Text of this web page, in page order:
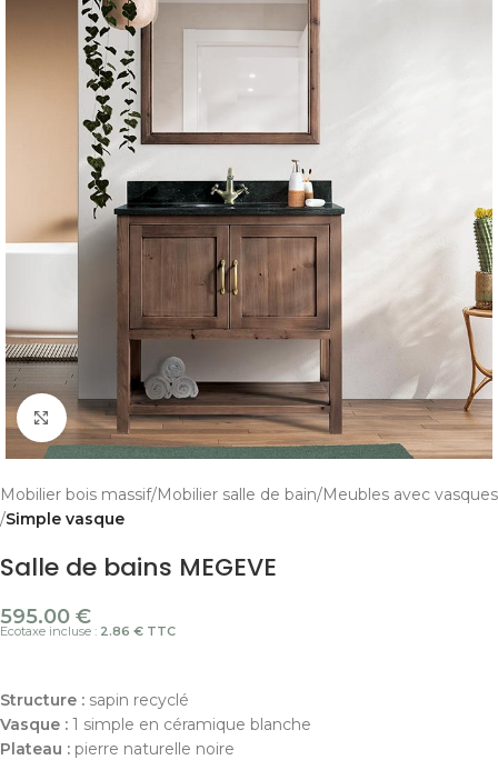
Cliquer pour agrandir
Mobilier bois massif Mobilier salle de bain Meubles avec vasques
Simple vasque
Salle de bains MEGEVE
595.00 €
Ecotaxe incluse : 2.86 € TTC
Structure : sapin recyclé
Vasque : 1 simple en céramique blanche
Plateau : pierre naturelle noire